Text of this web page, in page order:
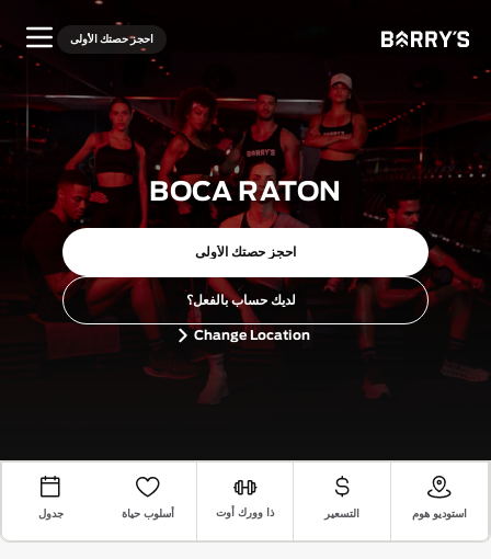
احجز حصتك الأولى
BOCA RATON
احجز حصتك الأولى
لديك حساب بالفعل؟
Change Location
استوديو هوم التسعير ذا وورك أوت أسلوب حياة جدول